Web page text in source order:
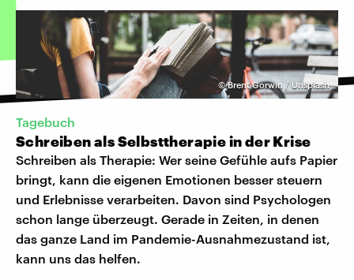
©Brent Gorwin / Unsplash
Tagebuch
Schreiben als Selbsttherapie in der Krise
Schreiben als Therapie: Wer seine Gefühle aufs Papier
bringt, kann die eigenen Emotionen besser steuern
und Erlebnisse verarbeiten. Davon sind Psychologen
schon lange überzeugt. Gerade in Zeiten, in denen
das ganze Land im Pandemie-Ausnahmezustand ist,
kann uns das helfen.